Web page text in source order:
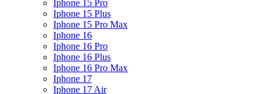
Iphone 15 Pro
Iphone 15 Plus
Iphone 15 Pro Max
Iphone 16
Iphone 16 Pro
Iphone 16 Plus
Iphone 16 Pro Max
Iphone 17
Iphone 17 Air